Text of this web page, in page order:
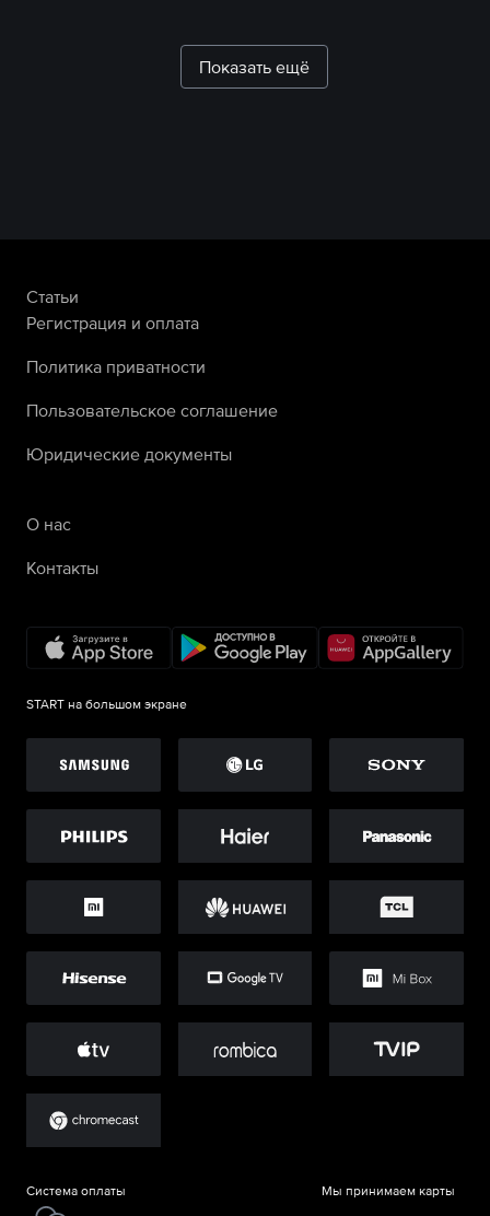
Показать ещё
Статьи
Регистрация и оплата
Политика приватности
Пользовательское соглашение
Юридические документы
О нас
Контакты
START на большом экране
Система оплаты Мы принимаем карты